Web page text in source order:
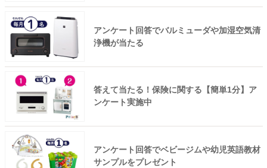
アンケート回答でバルミューダや加湿空気清
浄機が当たる
答えて当たる！保険に関する【簡単1分】ア
ンケート実施中
アンケート回答でベビージムや幼児英語教材
サンプルをプレゼント